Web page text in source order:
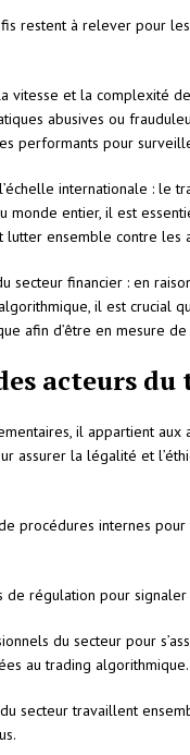
restent à relever pour
vitesse et la complexité
abusives ou
performants pour
internationale : le
monde entier, il est
ensemble contre les
secteur financier : en
il est crucial
afin d’être en mesure
acteurs
il appartient
assurer la légalité et
procédures internes pour
de régulation pour
du secteur pour
au trading algorithmique.
secteur travaillent